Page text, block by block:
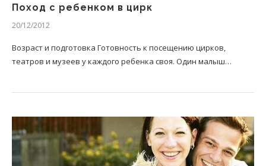
Поход с ребенком в цирк
20/12/2012
Возраст и подготовка Готовность к посещению цирков,
театров и музеев у каждого ребенка своя. Один малыш…